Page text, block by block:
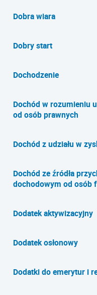
Dobra wiara
Dobry start
Dochodzenie
Dochód w rozumieniu
od osób prawnych
Dochód z udziału w
Dochód ze źródła
dochodowym od osób
Dodatek aktywizacyjny
Dodatek osłonowy
Dodatki do emerytur i